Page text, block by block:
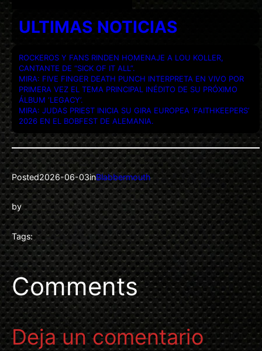
ULTIMAS NOTICIAS
ROCKEROS Y FANS RINDEN HOMENAJE A LOU KOLLER,
CANTANTE DE “SICK OF IT ALL”.
MIRA: FIVE FINGER DEATH PUNCH INTERPRETA EN VIVO POR
PRIMERA VEZ EL TEMA PRINCIPAL INÉDITO DE SU PRÓXIMO
ÁLBUM ‘LEGACY’.
MIRA: JUDAS PRIEST INICIA SU GIRA EUROPEA ‘FAITHKEEPERS’
2026 EN EL BOBFEST DE ALEMANIA.
Posted2026-06-03inBlabbermouth
by
Tags:
Comments
Deja un comentario